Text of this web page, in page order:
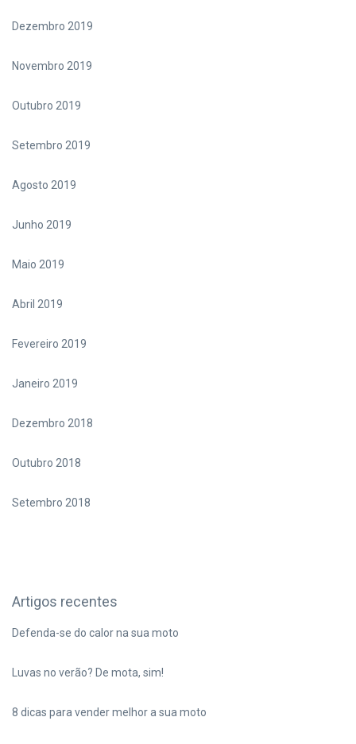
Dezembro 2019
Novembro 2019
Outubro 2019
Setembro 2019
Agosto 2019
Junho 2019
Maio 2019
Abril 2019
Fevereiro 2019
Janeiro 2019
Dezembro 2018
Outubro 2018
Setembro 2018
Artigos recentes
Defenda-se do calor na sua moto
Luvas no verão? De mota, sim!
8 dicas para vender melhor a sua moto